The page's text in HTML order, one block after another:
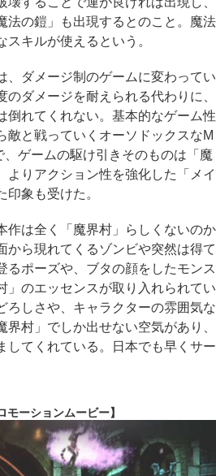
法の鎧」も出現するとのこと。魔法
キルが使えるという。
ダメージ制のゲームに変わってい
のダメージを耐えられる代わりに、
倒れてくれない。基本的なゲーム性
敵と戦っていくオーソドックスなM
ゲームの駆け引きそのものは「魔
よりアクション性を強化した「メイ
象も受けた。
は全く「魔界村」らしくないのか
から現れてくるゾンビや突然は得て
るポーズや、ブタの顔をしたモンス
」のエッセンスが取り入れられてい
ろしさや、キャラクターの雰囲気な
界村」でしか出せない空気があり、
してくれている。日本でも早くサー
モーションムービー】